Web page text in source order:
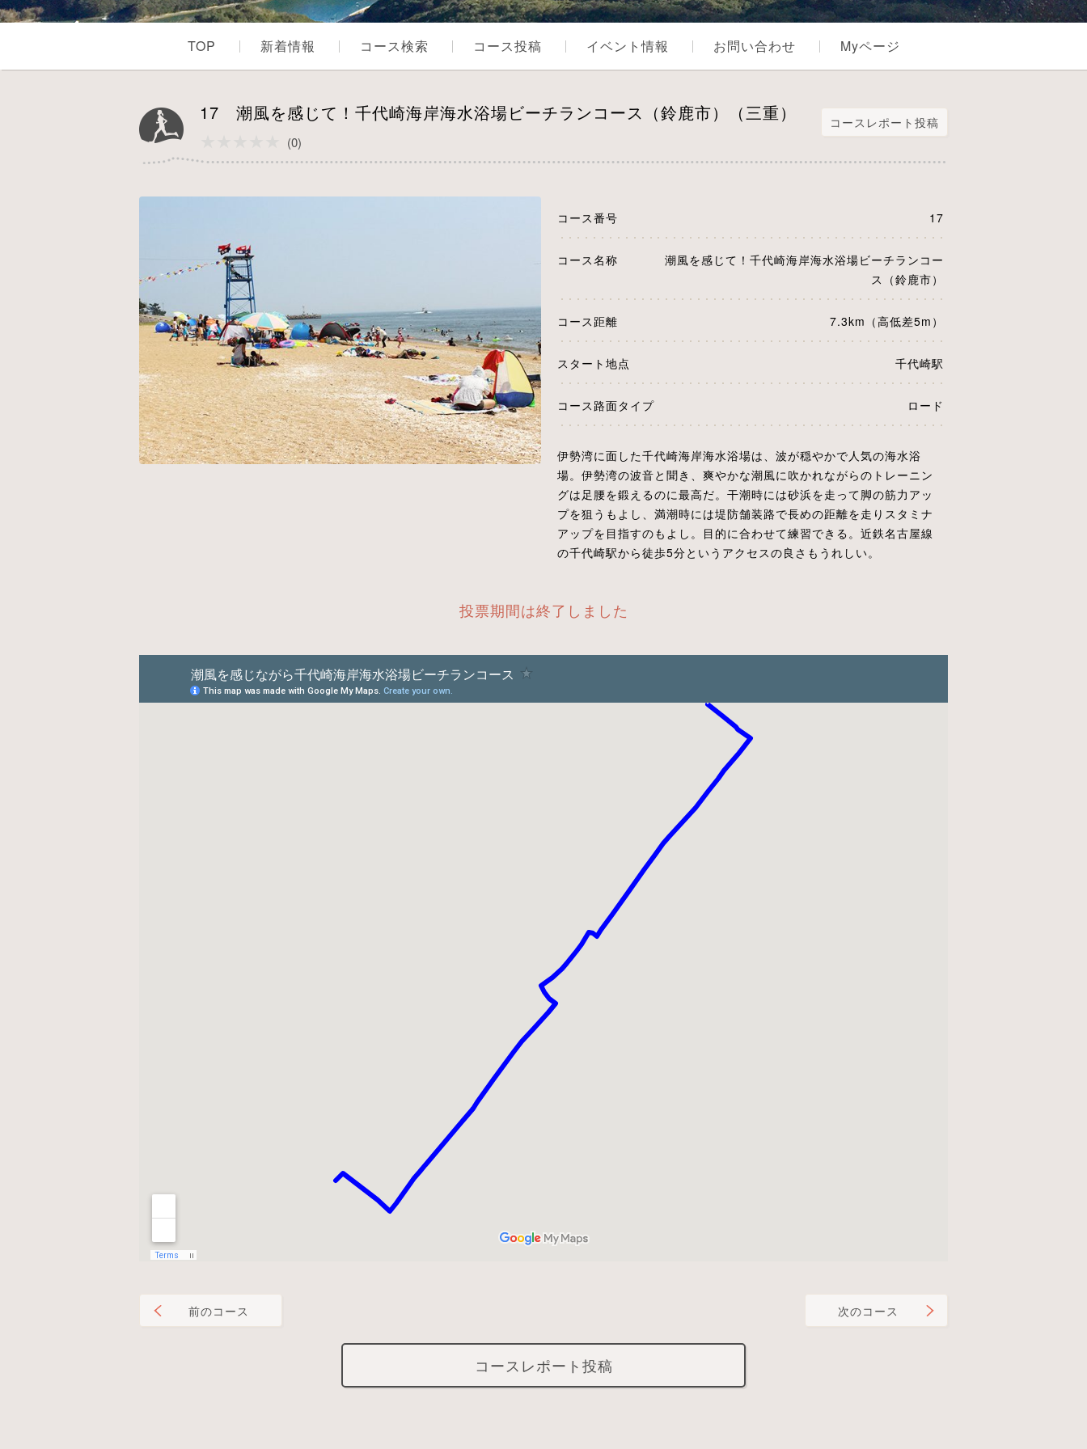
TOP 新着情報 コース検索 コース投稿 イベント情報 お問い合わせ Myページ
17 潮風を感じて！千代崎海岸海水浴場ビーチランコース（鈴鹿市）（三重）
(0)
コースレポート投稿
コース番号 17
コース名称
潮風を感じて！千代崎海岸海水浴場ビーチランコー
ス（鈴鹿市）
コース距離 7.3km（高低差5m）
スタート地点 千代崎駅
コース路面タイプ ロード
伊勢湾に面した千代崎海岸海水浴場は、波が穏やかで人気の海水浴
場。伊勢湾の波音と聞き、爽やかな潮風に吹かれながらのトレーニン
グは足腰を鍛えるのに最高だ。干潮時には砂浜を走って脚の筋力アッ
プを狙うもよし、満潮時には堤防舗装路で長めの距離を走りスタミナ
アップを目指すのもよし。目的に合わせて練習できる。近鉄名古屋線
の千代崎駅から徒歩5分というアクセスの良さもうれしい。
投票期間は終了しました
次のコース
前のコース
コースレポート投稿